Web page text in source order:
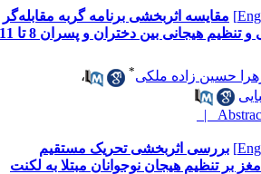
مقایسه اثربخشی برنامه گربه مقابله‌گر
بر انعطاف‌پذیری شناختی و تنظیم هیجانی بین دختران و پسران 8 تا 11
حسین زاده ملکی
،
بررسی اثربخشی تحریک مستقیم
بر تنظیم هیجان نوجوانان مبتلا به لکنت